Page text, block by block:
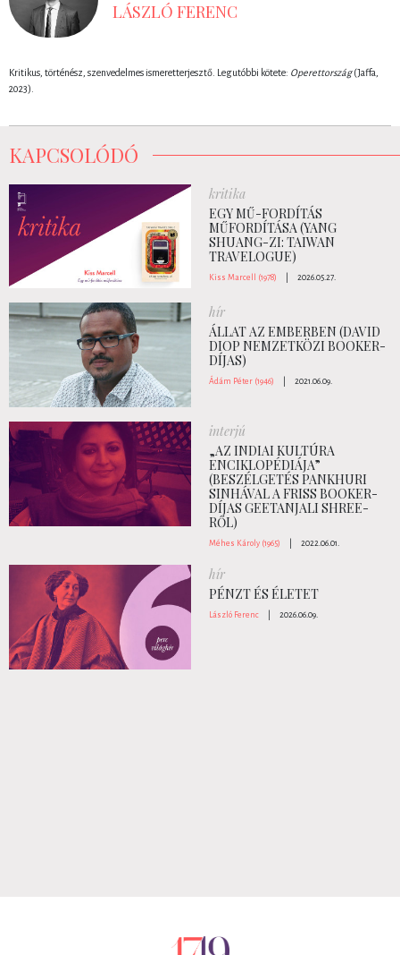
LÁSZLÓ FERENC
Kritikus, történész, szenvedelmes ismeretterjesztő. Legutóbbi kötete: Operettország(Jaffa,
2023).
KAPCSOLÓDÓ
kritika
EGY MŰ-FORDÍTÁS
MŰFORDÍTÁSA (YANG
SHUANG-ZI: TAIWAN
TRAVELOGUE)
Kiss Marcell (1978) 2026.05.27.
hír
ÁLLAT AZ EMBERBEN (DAVID
DIOP NEMZETKÖZI BOOKER-
DÍJAS)
Ádám Péter (1946) 2021.06.09.
interjú
„AZ INDIAI KULTÚRA
ENCIKLOPÉDIÁJA”
(BESZÉLGETÉS PANKHURI
SINHÁVAL A FRISS BOOKER-
DÍJAS GEETANJALI SHREE-
RŐL)
Méhes Károly (1965) 2022.06.01.
hír
PÉNZT ÉS ÉLETET
László Ferenc 2026.06.09.